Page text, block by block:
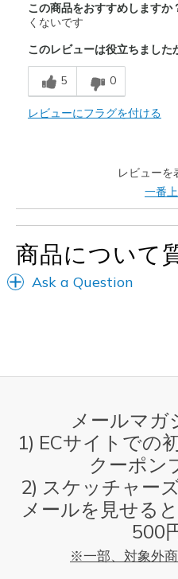
Attractive Design
Breathe Well
Comfortable
Stylish
Casual Wear
Width
Feels
Sizing
Feels full
この商品をおすすめしますか
くないです
このレビューは役立ちました
5 0
レビューにフラグを付ける
レビューを
一番
商品について
Ask a Question
メールマガ
1) ECサイトでの
クーポン
2) スケッチャー
メールを見せる
500
※一部、対象外商